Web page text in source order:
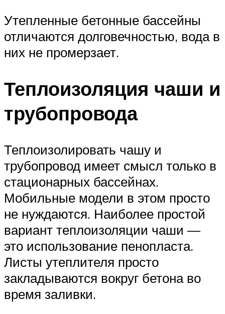
Утепленные бетонные бассейны
отличаются долговечностью, вода в
них не промерзает.
Теплоизоляция чаши и
трубопровода
Теплоизолировать чашу и
трубопровод имеет смысл только в
стационарных бассейнах.
Мобильные модели в этом просто
не нуждаются. Наиболее простой
вариант теплоизоляции чаши —
это использование пенопласта.
Листы утеплителя просто
закладываются вокруг бетона во
время заливки.